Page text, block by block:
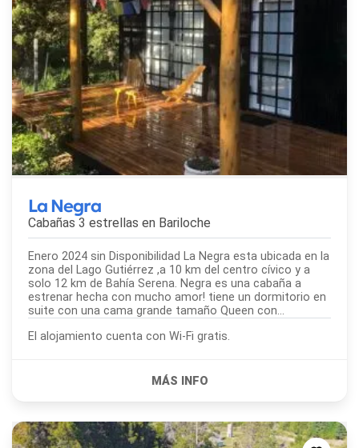
La Negra
Cabañas 3 estrellas en Bariloche
Enero 2024 sin Disponibilidad La Negra esta ubicada en la
zona del Lago Gutiérrez ,a 10 km del centro cívico y a
solo 12 km de Bahía Serena. Negra es una cabaña a
estrenar hecha con mucho amor! tiene un dormitorio en
suite con una cama grande tamaño Queen con...
El alojamiento cuenta con Wi-Fi gratis.